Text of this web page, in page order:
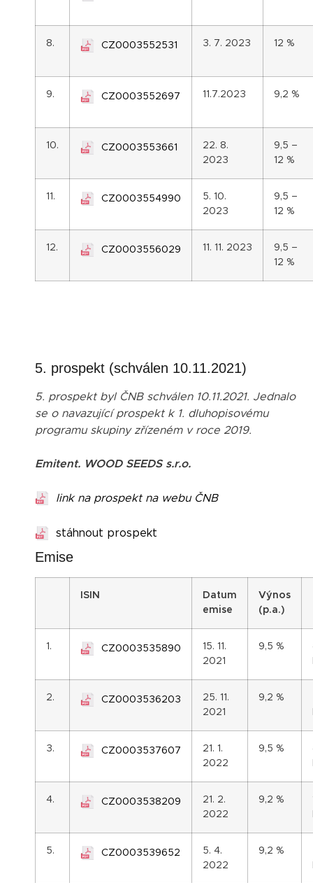
8. CZ0003552531 3. 7. 2023 12 %
9. CZ0003552697 11.7.2023 9,2 %
10. CZ0003553661
22. 8.
2023
9,5 –
12 %
11. CZ0003554990
5. 10.
2023
9,5 –
12 %
12. CZ0003556029 11. 11. 2023
9,5 –
12 %
5. prospekt (schválen 10.11.2021)
5. prospekt byl ČNB schválen 10.11.2021. Jednalo
se o navazující prospekt k 1. dluhopisovému
programu skupiny zřízeném v roce 2019.
Emitent. WOOD SEEDS s.r.o.
link na prospekt na webu ČNB
stáhnout prospekt
Emise
SIN
Datum
emise
Výnos
(p.a.)
1. CZ0003535890
15. 11.
2021
9,5 %
2. CZ0003536203
25. 11.
2021
9,2 %
3. CZ0003537607
21. 1.
2022
9,5 %
4. CZ0003538209
21. 2.
2022
9,2 %
5. CZ0003539652
5. 4.
2022
9,2 %